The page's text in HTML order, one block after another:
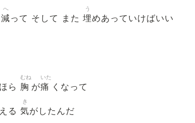
減
へ
って そして また 埋
う
めあっていけばいい
ら 胸
むね
が痛
いた
くなって
える 気
き
がしたんだ